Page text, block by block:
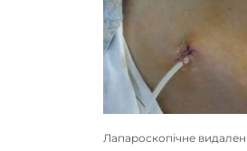
Лапароскопічне